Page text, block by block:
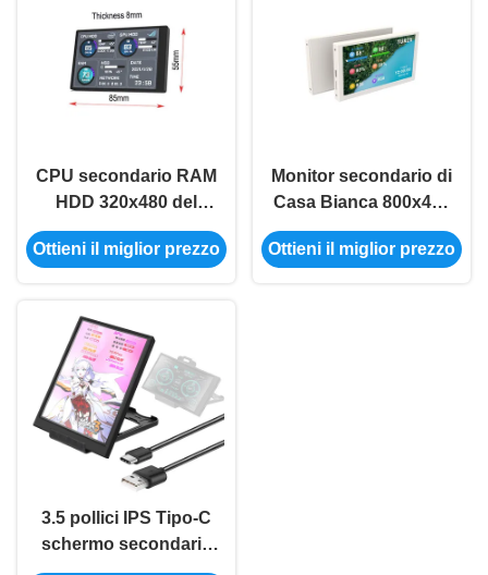
CPU secondario RAM
HDD 320x480 del
monitor del pc di IPS
del monitor
Ottieni il miglior prezzo
Monitor secondario di
Casa Bianca 800x480
Mini Secondary
Monitor For Pc
Ottieni il miglior prezzo
3.5 pollici IPS Tipo-C
schermo secondario
Computer CPU GPU